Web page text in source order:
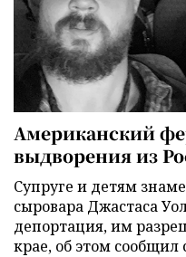
Американский
выдворения из
Супруге и детям
сыровара Джастаса
депортация, им
крае, об этом